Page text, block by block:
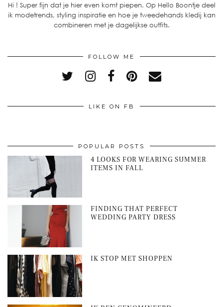
Hi ! Super fijn dat je hier even komt piepen. Op Hello Boontje deel
ik modetrends, styling inspiratie en hoe je tweedehands kledij kan
combineren met je dagelijkse outfits.
FOLLOW ME
LIKE ON FB
POPULAR POSTS
4 LOOKS FOR WEARING SUMMER
ITEMS IN FALL
FINDING THAT PERFECT
WEDDING PARTY DRESS
IK STOP MET SHOPPEN